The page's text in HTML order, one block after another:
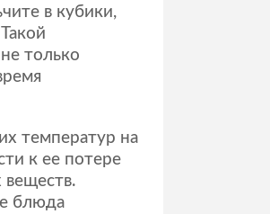
в кубики,
только
температур на
к ее потере
веществ.
блюда